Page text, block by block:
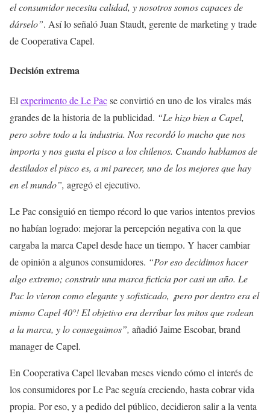
el consumidor necesita calidad, y nosotros somos capaces de
dárselo”. Así lo señaló Juan Staudt, gerente de marketing y trade
de Cooperativa Capel.
Decisión extrema
El experimento de Le Pacse convirtió en uno de los virales más
grandes de la historia de la publicidad. “Le hizo bien a Capel,
pero sobre todo a la industria. Nos recordó lo mucho que nos
importa y nos gusta el pisco a los chilenos. Cuando hablamos de
destilados el pisco es, a mi parecer, uno de los mejores que hay
en el mundo”, agregó el ejecutivo.
Le Pac consiguió en tiempo récord lo que varios intentos previos
no habían logrado: mejorar la percepción negativa con la que
cargaba la marca Capel desde hace un tiempo. Y hacer cambiar
de opinión a algunos consumidores. “Por eso decidimos hacer
algo extremo; construir una marca ficticia por casi un año. Le
Pac lo vieron como elegante y sofisticado, ¡pero por dentro era el
mismo Capel 40°! El objetivo era derribar los mitos que rodean
a la marca, y lo conseguimos”, añadió Jaime Escobar, brand
manager de Capel.
En Cooperativa Capel llevaban meses viendo cómo el interés de
los consumidores por Le Pac seguía creciendo, hasta cobrar vida
propia. Por eso, y a pedido del público, decidieron salir a la venta